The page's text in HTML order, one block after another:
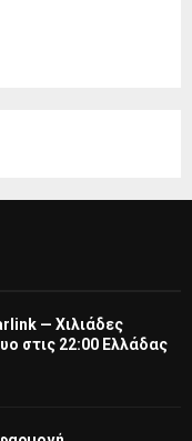
— Χιλιάδες
στις 22:00 Ελλάδας